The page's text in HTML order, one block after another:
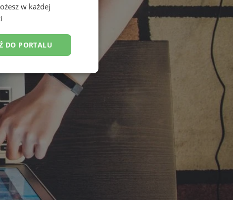
w każdej
DO PORTALU
Niesklasyfikowane
użytkownika i